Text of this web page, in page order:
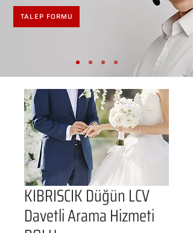
TALEP FORMU
KIBRISCIK Düğün LCV
Davetli Arama Hizmeti